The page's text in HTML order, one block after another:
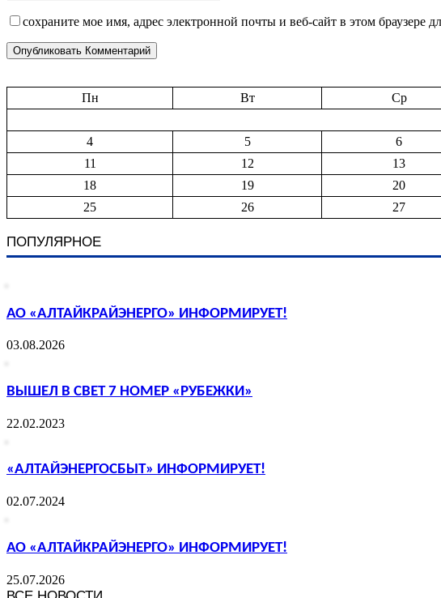
сохраните мое имя, адрес электронной почты и веб-сайт в этом браузере
Пн
Вт Ср
4
5 6
11
12 13
18
19 20
25
26 27
ПОПУЛЯРНОЕ
АО «АЛТАЙКРАЙЭНЕРГО» ИНФОРМИРУЕТ!
03.08.2026
ВЫШЕЛ В СВЕТ 7 НОМЕР «РУБЕЖКИ»
22.02.2023
«АЛТАЙЭНЕРГОСБЫТ» ИНФОРМИРУЕТ!
02.07.2024
АО «АЛТАЙКРАЙЭНЕРГО» ИНФОРМИРУЕТ!
25.07.2026